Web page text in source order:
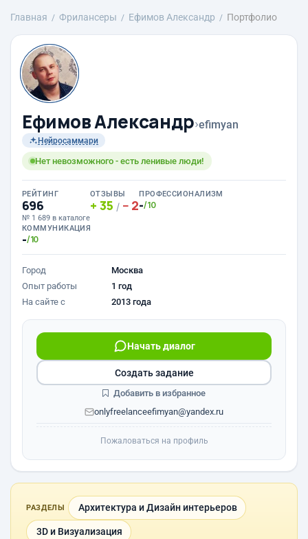
Главная Фрилансеры Ефимов Александр Портфолио
Ефимов Александр›efimyan
Нейросаммари
Нет невозможного - есть ленивые люди!
РЕЙТИНГ
696
№ 1 689 в каталоге
ОТЗЫВЫ
35 / 2
ПРОФЕССИОНАЛИЗМ
-/10
КОММУНИКАЦИЯ
-/10
Город
Москва
Опыт работы
1 год
На сайте с
2013 года
Начать диалог
onlyfreelanceefimyan@yandex.ru
Создать задание
Добавить в избранное
Пожаловаться на профиль
РАЗДЕЛЫ Архитектура и Дизайн интерьеров
3D и Визуализация